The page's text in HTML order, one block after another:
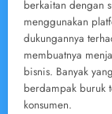
berkaitan dengan
menggunakan
dukungannya
membuatnya
bisnis. Banyak
berdampak buruk
konsumen.